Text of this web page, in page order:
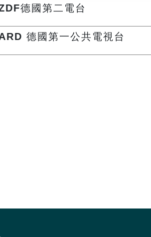
德國第二電台
德國第一公共電視台